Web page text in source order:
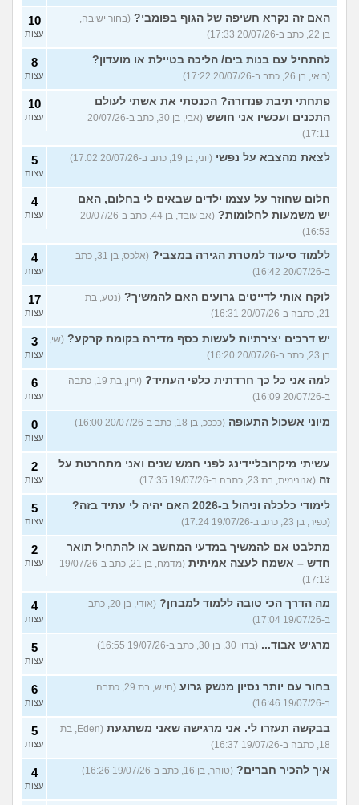
האם זה נקרא חשיפה של הגוף בפומבי? (בחור ישיבה,
בן 22, כתב ב-20/07/26 17:33)
10
עצות
להתחיל עם בנות בים/ הליכה בטיילת או מועדון?
(רואי, בן 26, כתב ב-20/07/26 17:22)
8
עצות
פתחתי תיבת פנדורה? הכנסתי את אשתי לעולם
התכנים ועכשיו אני חושש
(אבי, בן 30, כתב ב-20/07/26
17:11)
10
עצות
לצאת מהצבא על נפשי (יוני, בן 19, כתב ב-20/07/26 17:02) 5
עצות
חלום שחוזר על עצמו ילדים שבאים לי בחלום, האם
יש משמעות לחלומות?
(אב עובד, בן 44, כתב ב-20/07/26
16:53)
4
עצות
ללמוד סיעוד למטרת הגירה במצבי?
(אלכס, בן 31, כתב
ב-20/07/26 16:42)
4
עצות
לוקח אותי לדייטים גרועים האם להמשיך? (נטע, בת
21, כתבה ב-20/07/26 16:31)
17
עצות
יש דרכים יצירתיות לעשות כסף מדירה בקומת קרקע? (שי,
בן 23, כתב ב-20/07/26 16:20)
3
עצות
למה אני כל כך חרדתית כלפי העתיד?
(ירין, בת 19, כתבה
ב-20/07/26 16:09)
6
עצות
מיוני אשכול התעופה (ככככ, בן 18, כתב ב-20/07/26 16:00) 0
עצות
עשיתי מיקרובליידינג לפני חמש שנים ואני מתחרטת על
זה (אנונימית, בת 23, כתבה ב-19/07/26 17:35)
2
עצות
לימודי כלכלה וניהול ב-2026 האם יהיה לי עתיד בזה?
(כפיר, בן 23, כתב ב-19/07/26 17:24)
5
עצות
מתלבט אם להמשיך במדעי המחשב או להתחיל תואר
חדש – אשמח לעצה אמיתית
(מדמח, בן 21, כתב ב-19/07/26
17:13)
2
עצות
מה הדרך הכי טובה ללמוד למבחן?
(אודי, בן 20, כתב
ב-19/07/26 17:04)
4
עצות
מרגיש אבוד... (בדוי 30, בן 30, כתב ב-19/07/26 16:55) 5
עצות
בחור עם יותר נסיון מנשק גרוע
(היוש, בת 29, כתבה
ב-19/07/26 16:46)
6
עצות
בבקשה תעזרו לי. אני מרגישה שאני משתגעת
(Eden, בת
18, כתבה ב-19/07/26 16:37)
5
עצות
איך להכיר חברים? (טוהר, בן 16, כתב ב-19/07/26 16:26) 4
עצות